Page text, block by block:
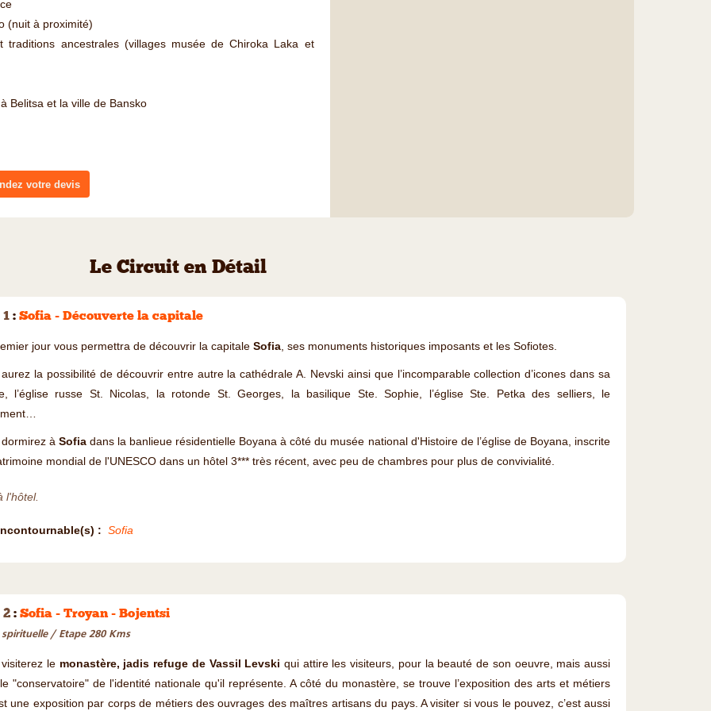
(nuit à proximité)
ancestrales (villages musée de Chiroka Laka et
Belitsa et la ville de Bansko
votre devis
Le Circuit en Détail
1: Sofia - Découverte la capitale
jour vous permettra de découvrir la capitale Sofia, ses monuments historiques imposants et les Sofiotes.
aurez la possibilité de découvrir entre autre la cathédrale A. Nevski ainsi que l’incomparable collection d’icones dans sa
l’église russe St. Nicolas, la rotonde St. Georges, la basilique Ste. Sophie, l’église Ste. Petka des selliers, le
à Sofia dans la banlieue résidentielle Boyana à côté du musée national d'Histoire de l’église de Boyana, inscrite
mondial de l'UNESCO dans un hôtel 3*** très récent, avec peu de chambres pour plus de convivialité.
l'hôtel.
: Sofia
2: Sofia - Troyan - Bojentsi
/ Etape 280 Kms
lemonastère, jadis refuge de Vassil Levski qui attire les visiteurs, pour la beauté de son oeuvre, mais aussi
"conservatoire" de l'identité nationale qu'il représente. A côté du monastère, se trouve l’exposition des arts et métiers
une exposition par corps de métiers des ouvrages des maîtres artisans du pays. A visiter si vous le pouvez, c’est aussi